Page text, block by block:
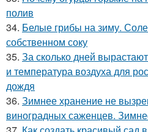
полив
34. Белые грибы на зиму.
собственном соку
35. За сколько дней
и температура воздуха для
дождя
36. Зимнее хранение не
виноградных саженцев.